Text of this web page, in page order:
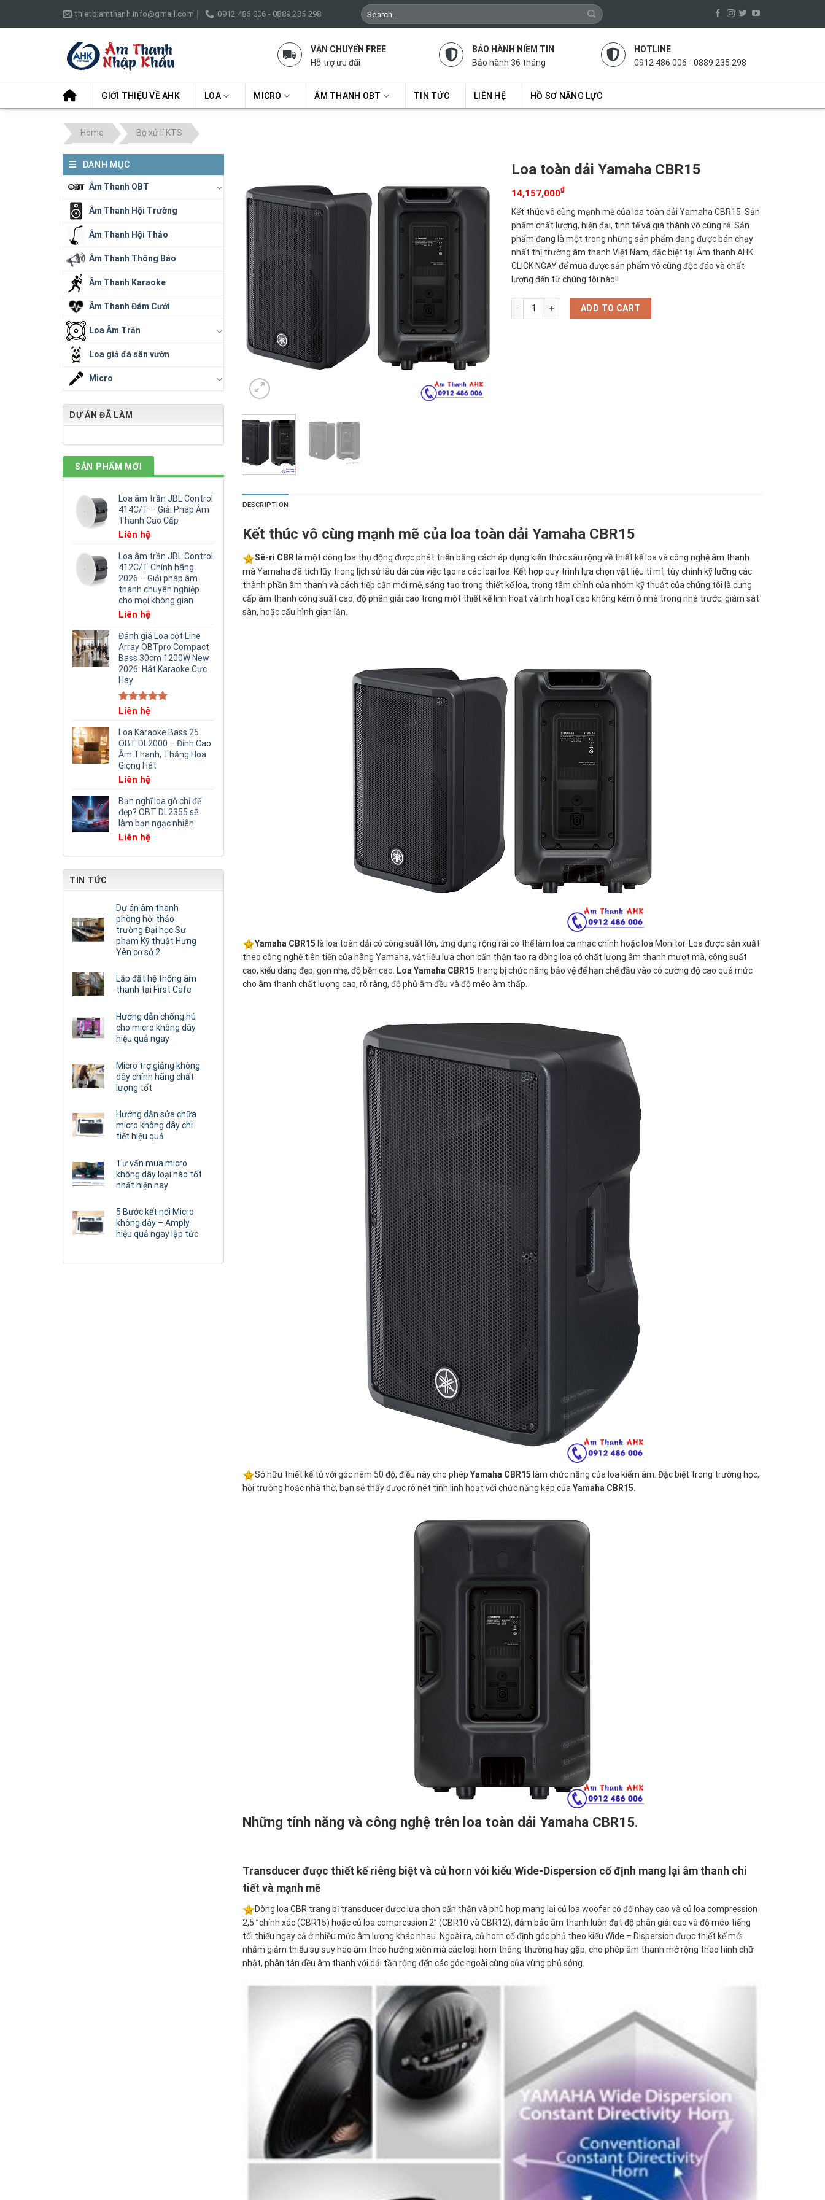
thietbiamthanh.info@gmail.com 0912 486 006 - 0889 235 298
Search
for:
VẬN CHUYỂN FREE
Hỗ trợ ưu đãi
BẢO HÀNH NIỀM TIN
Bảo hành 36 tháng
HOTLINE
0912 486 006 - 0889 235 298
GIỚI THIỆU VỀ AHK LOA MICRO ÂM THANH OBT TIN TỨC LIÊN HỆ HỒ SƠ NĂNG LỰC
Home Bộ xử lí KTS
DANH MỤC
Âm Thanh OBT
Âm Thanh Hội Trường
Âm Thanh Hội Thảo
Âm Thanh Thông Báo
Âm Thanh Karaoke
Âm Thanh Đám Cưới
Loa Âm Trần
Loa giả đá sân vườn
Micro
DỰ ÁN ĐÃ LÀM
SẢN PHẨM MỚI
Loa âm trần JBL Control
414C/T – Giải Pháp Âm
Thanh Cao Cấp
Liên hệ
Loa âm trần JBL Control
412C/T Chính hãng
2026 – Giải pháp âm
thanh chuyên nghiệp
cho mọi không gian
Liên hệ
Đánh giá Loa cột Line
Array OBTpro Compact
Bass 30cm 1200W New
2026: Hát Karaoke Cực
Hay
Rated5.00
Liên hệ
Loa Karaoke Bass 25
OBT DL2000 – Đỉnh Cao
Âm Thanh, Thăng Hoa
Giọng Hát
Liên hệ
Bạn nghĩ loa gỗ chỉ để
đẹp? OBT DL2355 sẽ
làm bạn ngạc nhiên.
Liên hệ
TIN TỨC
Dự án âm thanh
phòng hội thảo
trường Đại học Sư
phạm Kỹ thuật Hưng
Yên cơ sở 2
Lắp đặt hệ thống âm
thanh tại First Cafe
Hướng dẫn chống hú
cho micro không dây
hiệu quả ngay
Micro trợ giảng không
dây chính hãng chất
lượng tốt
Hướng dẫn sửa chữa
micro không dây chi
tiết hiệu quả
Tư vấn mua micro
không dây loại nào tốt
nhất hiện nay
5 Bước kết nối Micro
không dây – Amply
hiệu quả ngay lập tức
Loa toàn dải Yamaha CBR15
14,157,000₫
Kết thúc vô cùng mạnh mẽ của loa toàn dải Yamaha CBR15. Sản
phẩm chất lượng, hiện đại, tinh tế và giá thành vô cùng rẻ. Sản
phẩm đang là một trong những sản phẩm đang được bán chạy
nhất thị trường âm thanh Việt Nam, đặc biệt tại Âm thanh AHK.
CLICK NGAY để mua được sản phẩm vô cùng độc đáo và chất
lượng đến từ chúng tôi nào!!
Loa toàn dải Yamaha CBR15 quantity
ADD TO CART
DESCRIPTION
Kết thúc vô cùng mạnh mẽ của loa toàn dải Yamaha CBR15
Sê-ri CBR là một dòng loa thụ động được phát triển bằng cách áp dụng kiến thức sâu rộng về thiết kế loa và công nghệ âm thanh
mà Yamaha đã tích lũy trong lịch sử lâu dài của việc tạo ra các loại loa. Kết hợp quy trình lựa chọn vật liệu tỉ mỉ, tùy chỉnh kỹ lưỡng các
thành phần âm thanh và cách tiếp cận mới mẻ, sáng tạo trong thiết kế loa, trọng tâm chính của nhóm kỹ thuật của chúng tôi là cung
cấp âm thanh công suất cao, độ phân giải cao trong một thiết kế linh hoạt và linh hoạt cao không kém ở nhà trong nhà trước, giám sát
sàn, hoặc cấu hình gian lận.
Yamaha CBR15 là loa toàn dải có công suất lớn, ứng dụng rộng rãi có thể làm loa ca nhạc chính hoặc loa Monitor. Loa được sản xuất
theo công nghệ tiên tiến của hãng Yamaha, vật liệu lựa chọn cẩn thận tạo ra dòng loa có chất lượng âm thanh mượt mà, công suất
cao, kiểu dáng đẹp, gọn nhẹ, độ bền cao.
Loa Yamaha CBR15 trang bị chức năng bảo vệ để hạn chế đầu vào có cường độ cao quá mức
cho âm thanh chất lượng cao, rõ ràng, độ phủ âm đều và độ méo âm thấp.
Sở hữu thiết kế tủ với góc nêm 50 độ, điều này cho phép Yamaha CBR15 làm chức năng của loa kiểm âm. Đặc biệt trong trường học,
hội trường hoặc nhà thờ, bạn sẽ thấy được rõ nét tính linh hoạt với chức năng kép củaYamaha CBR15.
Những tính năng và công nghệ trên loa toàn dải Yamaha CBR15.
Transducer được thiết kế riêng biệt và củ horn với kiểu Wide-Dispersion cố định mang lại âm thanh chi
tiết và mạnh mẽ
Dòng loa CBR trang bị transducer được lựa chọn cẩn thận và phù hợp mang lại củ loa woofer có độ nhạy cao và củ loa compression
2,5 ”chính xác (CBR15) hoặc củ loa compression 2” (CBR10 và CBR12), đảm bảo âm thanh luôn đạt độ phân giải cao và độ méo tiếng
tối thiểu ngay cả ở nhiều mức âm lượng khác nhau. Ngoài ra, củ horn cố định góc phủ theo kiểu Wide – Dispersion được thiết kế mới
nhằm giảm thiểu sự suy hao âm theo hướng xiên mà các loại horn thông thường hay gặp, cho phép âm thanh mở rộng theo hình chữ
nhật, phân tán đều âm thanh với dải tần rộng đến các góc ngoài cùng của vùng phủ sóng.